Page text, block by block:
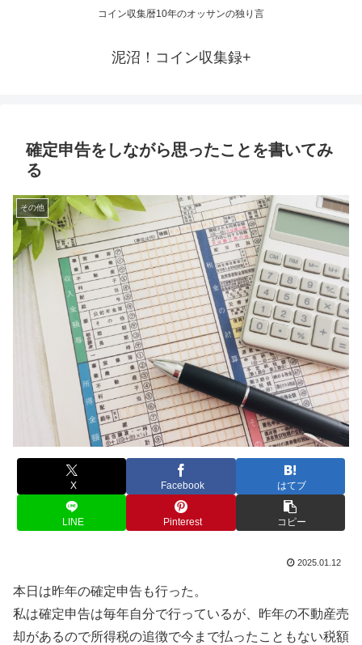
コイン収集暦10年のオッサンの独り言
泥沼！コイン収集録+
確定申告をしながら思ったことを書いてみ
る
その他
X Facebook はてブ
LINE Pinterest コピー
2025.01.12
本日は昨年の確定申告も行った。
私は確定申告は毎年自分で行っているが、昨年の不動産売
却があるので所得税の追徴で今まで払ったこともない税額